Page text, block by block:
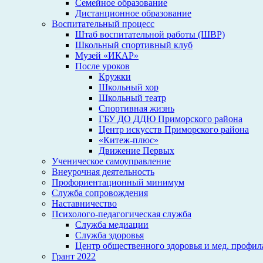
Семейное образование
Дистанционное образование
Воспитательный процесс
Штаб воспитательной работы (ШВР)
Школьный спортивный клуб
Музей «ИКАР»
После уроков
Кружки
Школьный хор
Школьный театр
Спортивная жизнь
ГБУ ДО ДДЮ Приморского района
Центр искусств Приморского района
«Китеж-плюс»
Движение Первых
Ученическое самоуправление
Внеурочная деятельность
Профориентационный минимум
Служба сопровождения
Наставничество
Психолого-педагогическая служба
Служба медиации
Служба здоровья
Центр общественного здоровья и мед.
Грант 2022